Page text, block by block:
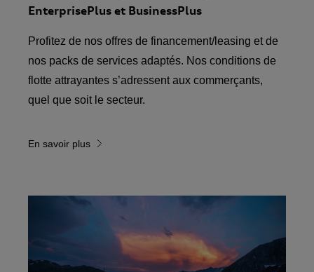
EnterprisePlus et BusinessPlus
Profitez de nos offres de financement/leasing et de
nos packs de services adaptés. Nos conditions de
flotte attrayantes s’adressent aux commerçants,
quel que soit le secteur.
En savoir plus